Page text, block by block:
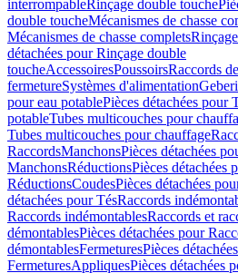
interrompableRinçage double touche
double toucheMécanismes de chasse
Mécanismes de chasse complets
détachées pour Rinçage double
toucheAccessoiresPoussoirsRaccords
fermetureSystèmes d'alimentation
pour eau potablePièces détachées pour
potableTubes multicouches pour
Tubes multicouches pour chauffage
RaccordsManchonsPièces détachées
ManchonsRéductionsPièces détachées
RéductionsCoudesPièces détachées
détachées pour TésRaccords
Raccords indémontablesRaccords et
démontablesPièces détachées pour
démontablesFermeturesPièces
FermeturesAppliquesPièces détachées